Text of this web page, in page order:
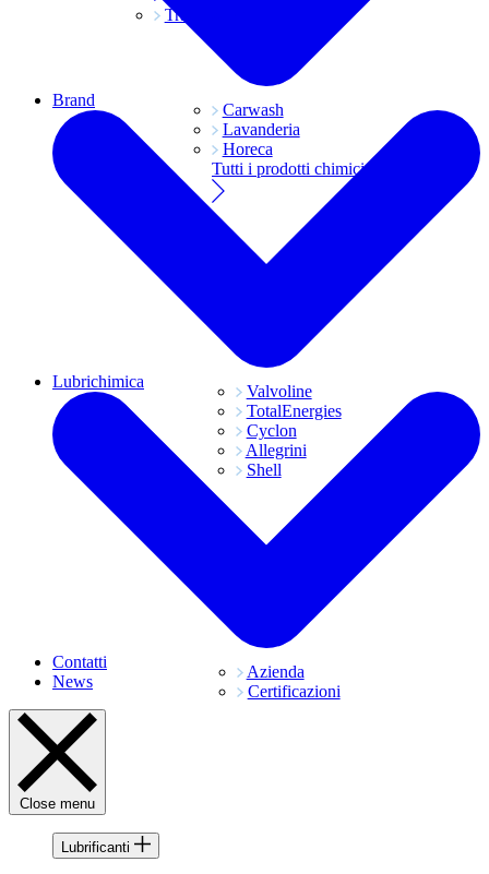
Trasmissioni
Carwash
Lavanderia
Horeca
Tutti i prodotti chimici
Brand
Valvoline
TotalEnergies
Cyclon
Allegrini
Shell
Lubrichimica
Azienda
Certificazioni
Contatti
News
Close menu
Lubrificanti